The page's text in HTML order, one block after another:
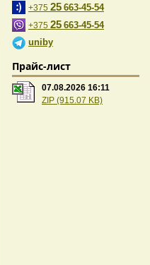
+375 25 663-45-54
+375 25 663-45-54
uniby
Прайс-лист
07.08.2026 16:11
ZIP (915.07 KB)